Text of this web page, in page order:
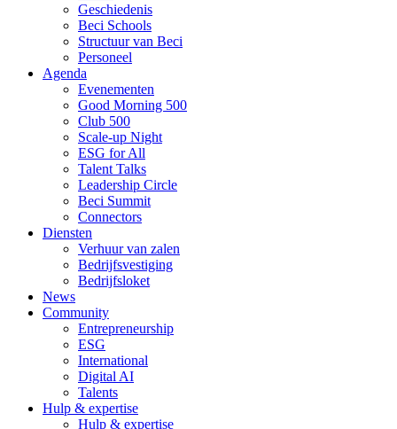
Geschiedenis
Beci Schools
Structuur van Beci
Personeel
Agenda
Evenementen
Good Morning 500
Club 500
Scale-up Night
ESG for All
Talent Talks
Leadership Circle
Beci Summit
Connectors
Diensten
Verhuur van zalen
Bedrijfsvestiging
Bedrijfsloket
News
Community
Entrepreneurship
ESG
International
Digital AI
Talents
Hulp & expertise
Hulp & expertise